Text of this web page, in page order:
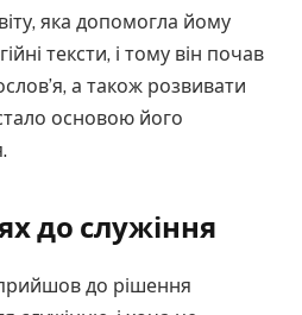
яка допомогла йому
тексти, і тому він почав
а також розвивати
основою його
до служіння
до рішення